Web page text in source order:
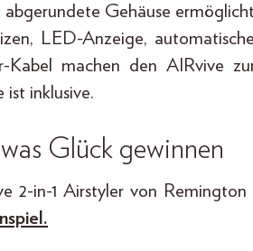
Gehäuse
LED-Anzeige,
Kabel machen den AIRvive
inklusive.
Glück gewinnen
2-in-1 Airstyler von